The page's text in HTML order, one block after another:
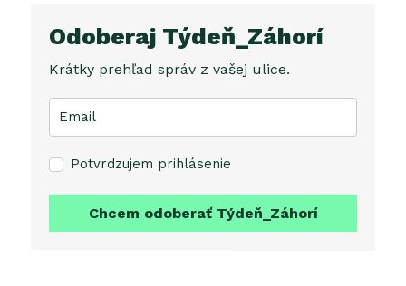
Odoberaj Týdeň_Záhorí
Krátky prehľad správ z vašej ulice.
Potvrdzujem prihlásenie
Chcem odoberať Týdeň_Záhorí